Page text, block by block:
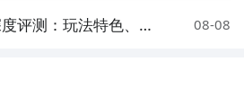
评测：玩法特色、关
08-08